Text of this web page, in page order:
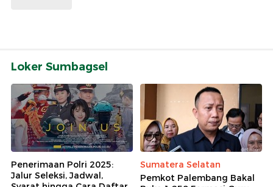
Loker Sumbagsel
Penerimaan Polri 2025:
Jalur Seleksi, Jadwal,
Sumatera Selatan
Pemkot Palembang Bakal